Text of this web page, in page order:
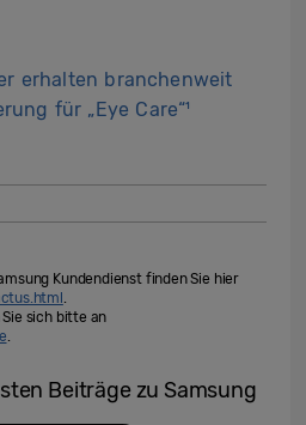
erhalten branchenweit
für „Eye Care“¹
Kundendienst finden Sie hier
sich bitte an
Beiträge zu Samsung